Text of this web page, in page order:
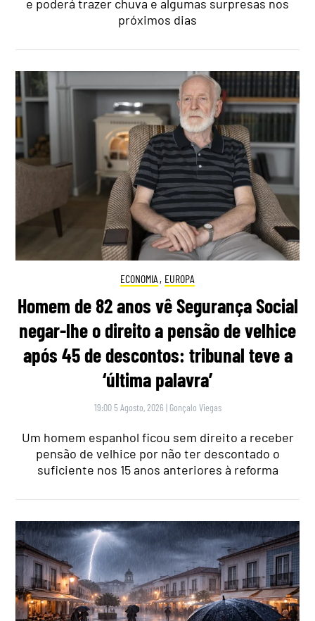
e poderá trazer chuva e algumas surpresas nos
próximos dias
ECONOMIA , EUROPA
Homem de 82 anos vê Segurança Social
negar-lhe o direito a pensão de velhice
após 45 de descontos: tribunal teve a
‘última palavra’
19:00 5 Agosto, 2026 | Gonçalo Viegas
Um homem espanhol ficou sem direito a receber
pensão de velhice por não ter descontado o
suficiente nos 15 anos anteriores à reforma